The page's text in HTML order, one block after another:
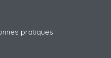
pratiques